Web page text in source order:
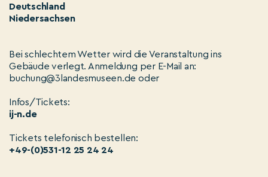
Deutschland
Niedersachsen
Bei schlechtem Wetter wird die Veranstaltung ins
Gebäude verlegt. Anmeldung per E-Mail an:
buchung@3landesmuseen.de oder
Infos/Tickets:
ij-n.de
Tickets telefonisch bestellen:
+49-(0)531-12 25 24 24